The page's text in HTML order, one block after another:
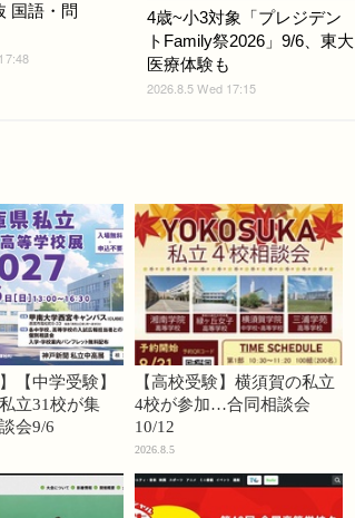
国語・問
4歳~小3対象「プレジデン
トFamily祭2026」9/6、東大
医療体験も
2026.8.5 Wed 17:15
【中学受験】
立31校が集
会9/6
【高校受験】横須賀の私立
4校が参加…合同相談会
10/12
2026.8.5